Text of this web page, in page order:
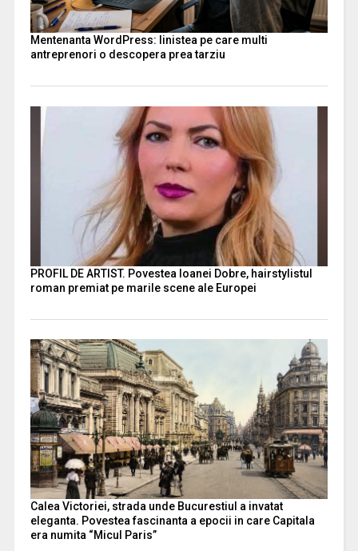
Mentenanta WordPress: linistea pe care multi
antreprenori o descopera prea tarziu
PROFIL DE ARTIST. Povestea Ioanei Dobre, hairstylistul
roman premiat pe marile scene ale Europei
Calea Victoriei, strada unde Bucurestiul a invatat
eleganta. Povestea fascinanta a epocii in care Capitala
era numita “Micul Paris”